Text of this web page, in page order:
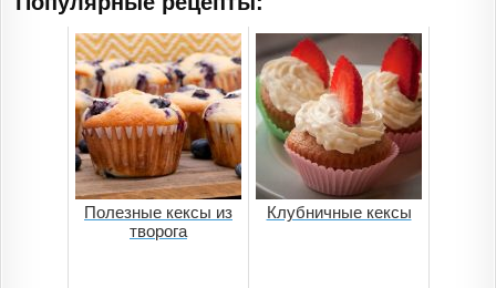
Полезные кексы из
творога
Клубничные кексы